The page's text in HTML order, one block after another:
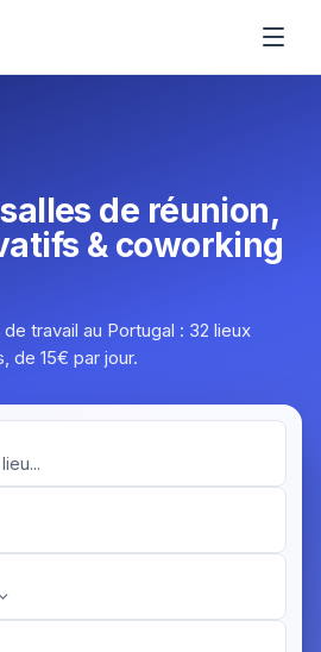
de réunion,
& coworking
travail au Portugal : 32 lieux
de 15€ par jour.